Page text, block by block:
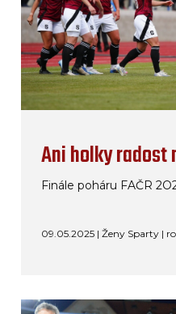
Ani holky radost
Finále poháru FAČR
09.05.2025 | Ženy Sparty |